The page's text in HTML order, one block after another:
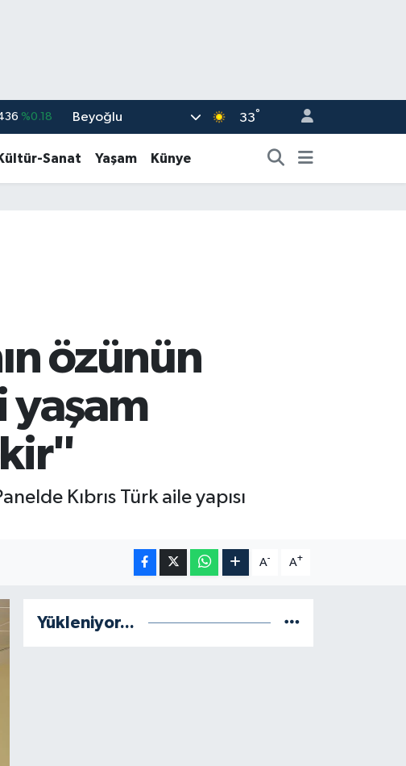
%0.18 Beyoğlu 33°
Sanat Yaşam Künye
özünün
yaşam
Kıbrıs Türk aile yapısı
A- A+
Yükleniyor...